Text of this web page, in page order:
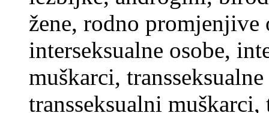
žene, rodno
interseksualne osobe,
muškarci,
transseksualni muškarci,